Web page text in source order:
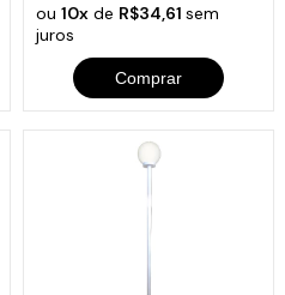
ou 10xde R$34,61 sem
juros
Comprar